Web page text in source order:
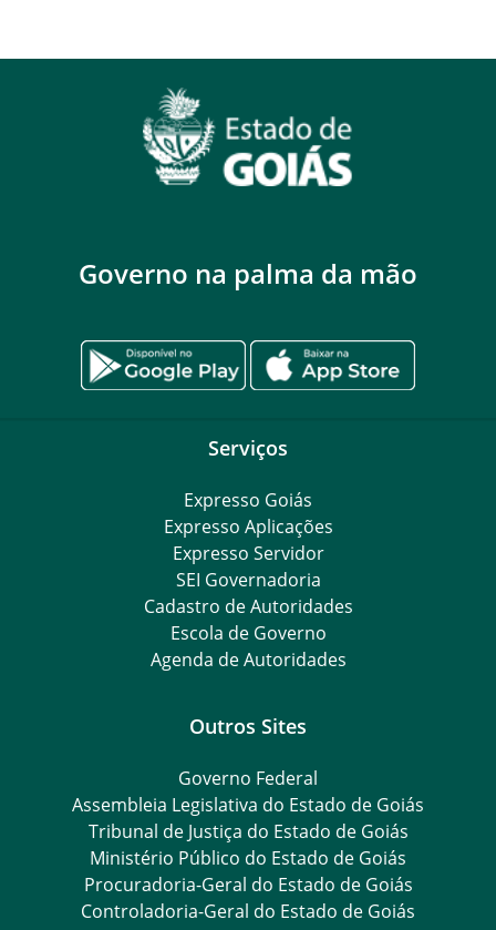
Governo na palma da mão
Serviços
Expresso Goiás
Expresso Aplicações
Expresso Servidor
SEI Governadoria
Cadastro de Autoridades
Escola de Governo
Agenda de Autoridades
Outros Sites
Governo Federal
Assembleia Legislativa do Estado de Goiás
Tribunal de Justiça do Estado de Goiás
Ministério Público do Estado de Goiás
Procuradoria-Geral do Estado de Goiás
Controladoria-Geral do Estado de Goiás